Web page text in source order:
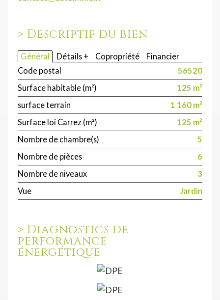
> Descriptif du bien
Général Détails + Copropriété
Financier
Code postal
56520
Surface habitable (m²)
125 m²
surface terrain
1 160 m²
Surface loi Carrez (m²)
125 m²
Nombre de chambre(s)
5
Nombre de pièces
6
Nombre de niveaux
3
Vue
Jardin
> Diagnostics de
performance
énergétique